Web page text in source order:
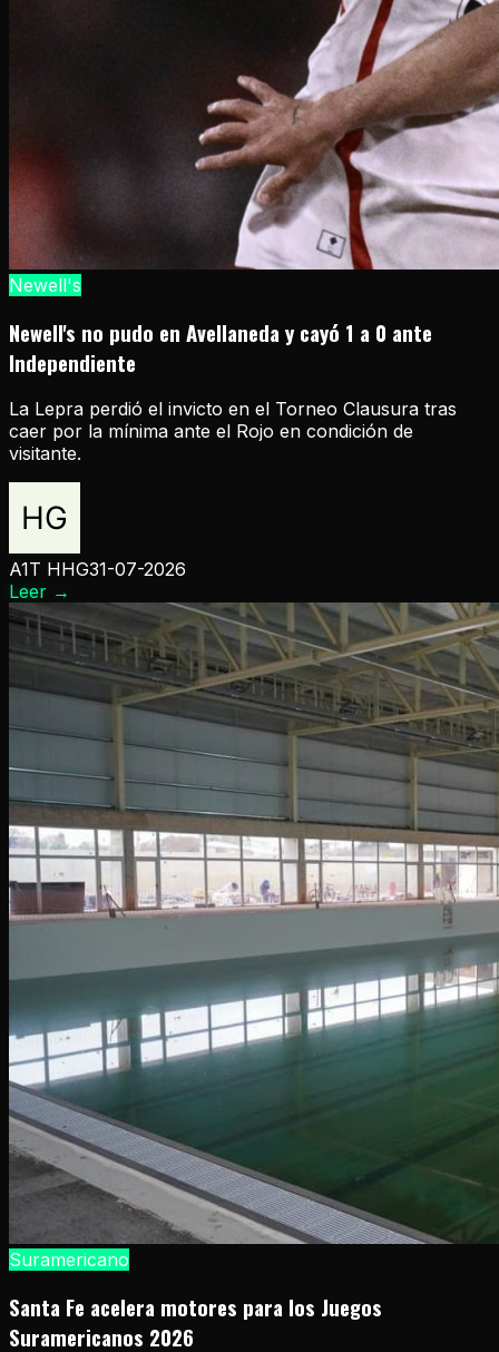
Newell's
Newell's no pudo en Avellaneda y cayó 1 a 0 ante
Independiente
La Lepra perdió el invicto en el Torneo Clausura tras
caer por la mínima ante el Rojo en condición de
visitante.
A1T HHG31-07-2026
Leer →
Suramericano
Santa Fe acelera motores para los Juegos
Suramericanos 2026